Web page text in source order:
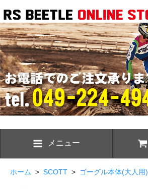
メニュー
ホーム > SCOTT > ゴーグル本体(大人用)